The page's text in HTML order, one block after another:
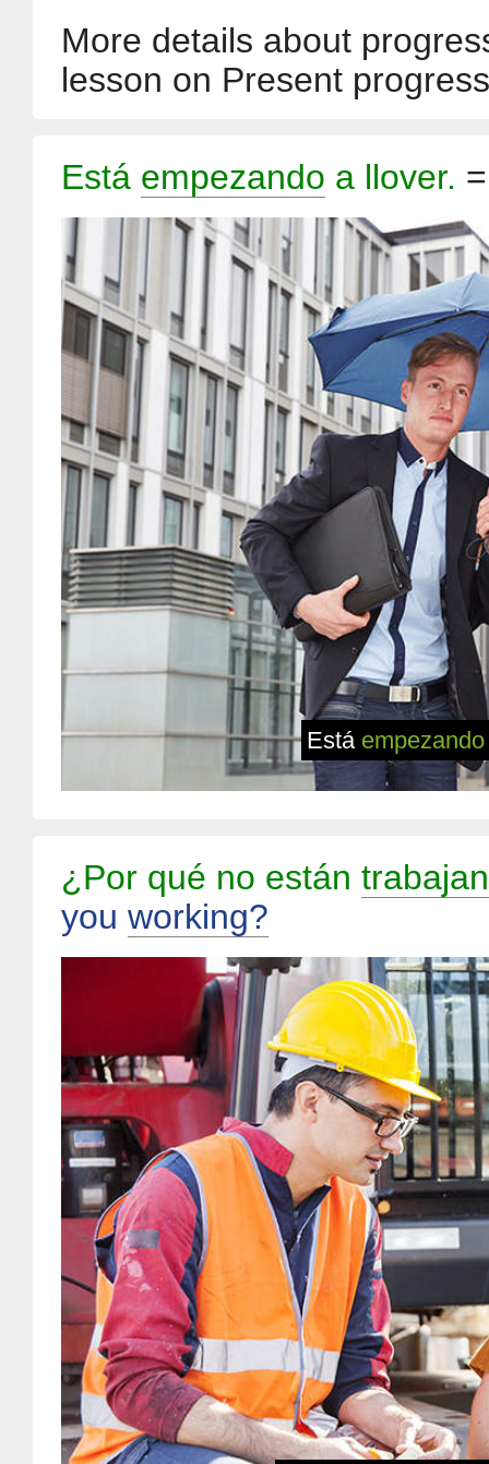
More details about
lesson on Present
Está empezando a llover.
Está empezando
¿Por qué no están
you working?